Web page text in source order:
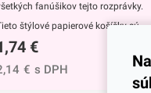
fanúšikov tejto rozprávky.
štýlové papierové košíčky sú
výbavou pri príprave
cupcakekov ale aj
€
€ s DPH